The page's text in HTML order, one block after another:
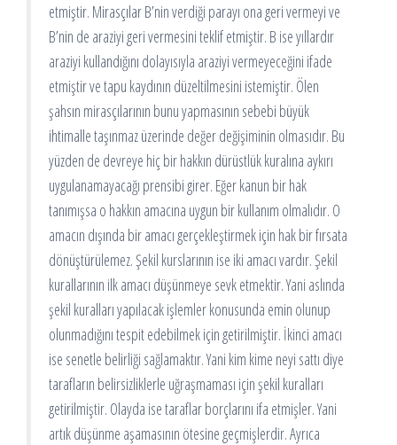
etmiştir. Mirasçılar B’nin verdiği parayı ona geri vermeyi ve
B’nin de araziyi geri vermesini teklif etmiştir. B ise yıllardır
araziyi kullandığını dolayısıyla araziyi vermeyeceğini ifade
etmiştir ve tapu kaydının düzeltilmesini istemiştir. Ölen
şahsın mirasçılarının bunu yapmasının sebebi büyük
ihtimalle taşınmaz üzerinde değer değişiminin olmasıdır. Bu
yüzden de devreye hiç bir hakkın dürüstlük kuralına aykırı
uygulanamayacağı prensibi girer. Eğer kanun bir hak
tanımışsa o hakkın amacına uygun bir kullanım olmalıdır. O
amacın dışında bir amacı gerçekleştirmek için hak bir fırsata
dönüştürülemez. Şekil kurslarının ise iki amacı vardır. Şekil
kurallarının ilk amacı düşünmeye sevk etmektir. Yani aslında
şekil kuralları yapılacak işlemler konusunda emin olunup
olunmadığını tespit edebilmek için getirilmiştir. İkinci amacı
ise senetle belirliği sağlamaktır. Yani kim kime neyi sattı diye
tarafların belirsizliklerle uğraşmaması için şekil kuralları
getirilmiştir. Olayda ise taraflar borçlarını ifa etmişler. Yani
artık düşünme aşamasının ötesine geçmişlerdir. Ayrıca